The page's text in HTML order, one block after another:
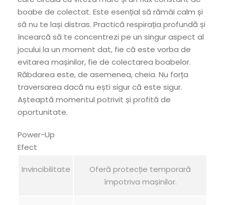
boabe de colectat. Este esențial să rămâi calm și
să nu te lași distras. Practică respirația profundă și
încearcă să te concentrezi pe un singur aspect al
jocului la un moment dat, fie că este vorba de
evitarea mașinilor, fie de colectarea boabelor.
Răbdarea este, de asemenea, cheia. Nu forța
traversarea dacă nu ești sigur că este sigur.
Așteaptă momentul potrivit și profită de
oportunitate.
Power-Up
Efect
Invincibilitate
Oferă protecție temporară
împotriva mașinilor.